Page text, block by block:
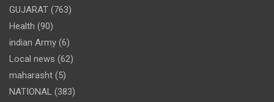
GUJARAT (763)
Health (90)
indian Army (6)
Local news (62)
maharasht (5)
NATIONAL (383)